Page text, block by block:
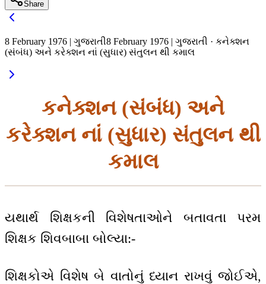
Share
8 February 1976 | ગુજરાતી8 February 1976 | ગુજરાતી · કનેક્શન
(સંબંધ) અને કરેક્શન નાં (સુધાર) સંતુલન થી કમાલ
કનેક્શન (સંબંધ) અને
કરેક્શન નાં (સુધાર) સંતુલન થી
કમાલ
યથાર્થ શિક્ષકની વિશેષતાઓને બતાવતા પરમ
શિક્ષક શિવબાબા બોલ્યા:-
શિક્ષકોએ વિશેષ બે વાતોનું ધ્યાન રાખવું જોઈએ,